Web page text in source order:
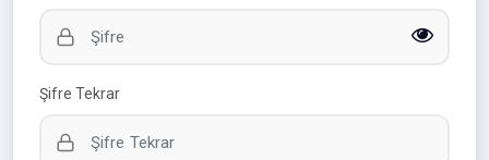
Şifre Tekrar